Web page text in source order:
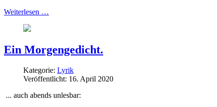
Weiterlesen …
Ein Morgengedicht.
Kategorie: Lyrik
Veröffentlicht: 16. April 2020
... auch abends unlesbar: